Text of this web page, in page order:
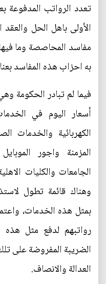
تعدد الرواتب المدفوعة
الأولى باهل الحل
مفاسد المحاصصة وما
به احزاب هذه المفاسد
فيما لم تبادر الحكومة
أسعار اليوم في
الكهربائية والخدمات
المزمنة واجور
الجامعات والكليات
وهناك قائمة تطول
بمثل هذه الخدمات،
رواتبهم لدفع مثل هذه
الضريبة المفروضة على
العدالة والانصاف.